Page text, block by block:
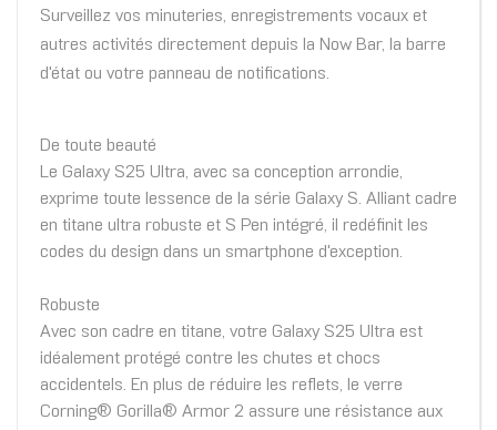
Surveillez vos minuteries, enregistrements vocaux et
autres activités directement depuis la Now Bar, la barre
d'état ou votre panneau de notifications.
De toute beauté
Le Galaxy S25 Ultra, avec sa conception arrondie,
exprime toute lessence de la série Galaxy S. Alliant cadre
en titane ultra robuste et S Pen intégré, il redéfinit les
codes du design dans un smartphone d'exception.
Robuste
Avec son cadre en titane, votre Galaxy S25 Ultra est
idéalement protégé contre les chutes et chocs
accidentels. En plus de réduire les reflets, le verre
Corning® Gorilla® Armor 2 assure une résistance aux